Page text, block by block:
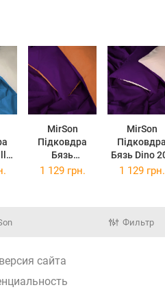
MirSon
Підковдра
Бязь
Christiano 200
MirSon
Бязь Dino 200
x 220 см
1 129 грн. 1 129 грн.
Фильтр
сайта